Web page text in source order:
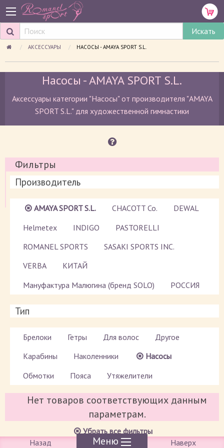
АКСЕССУАРЫ ПРОСМАТРИВАЕМАЯ СТРАНИЦА:
НАСОСЫ - AMAYA SPORT S.L.
Насосы - AMAYA SPORT S.L.
Аксессуары категории "Насосы" от производителя "AMAYA
SPORT S.L." для художественной гимнастики
Фильтры
Производитель
AMAYA SPORT S.L. CHACOTT Co.
DEWAL
Helmetex
INDIGO
PASTORELLI
ROMANEL SPORTS
SASAKI SPORTS INC.
VERBA
КИТАЙ
Мануфактура Малюгина (бренд SOLO)
РОССИЯ
Тип
Брелоки Гетры Для волос
Другое
Карабины
Наколенники
Насосы
Обмотки
Пояса Утяжелители
Нет товаров соответствующих данным
параметрам.
Убрать все фильтры
Назад
Меню Наверх